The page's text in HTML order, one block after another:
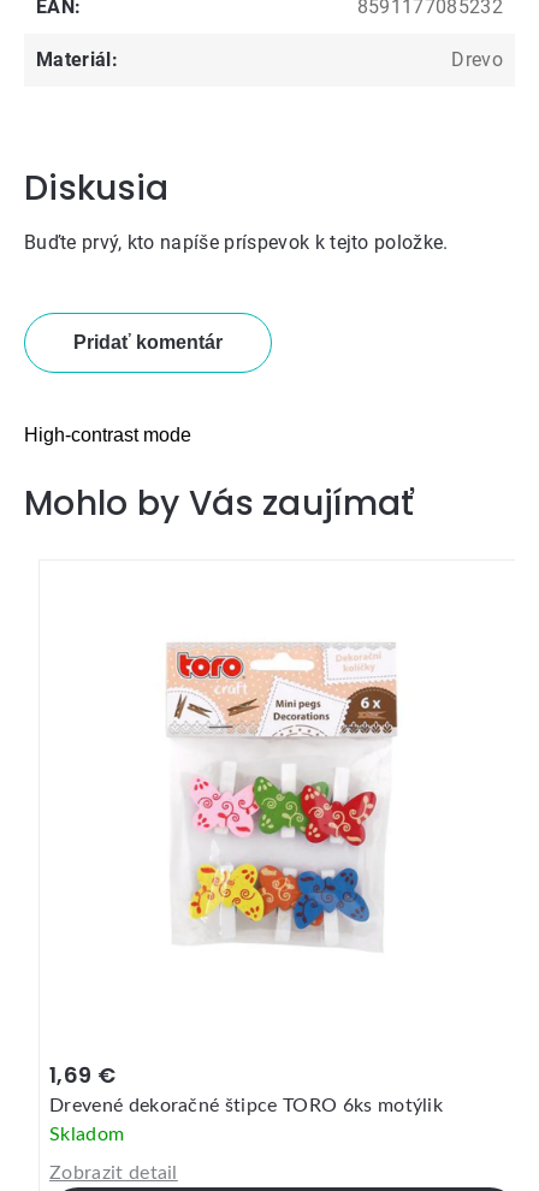
EAN: 8591177085232
Materiál: Drevo
Diskusia
Buďte prvý, kto napíše príspevok k tejto položke.
Pridať komentár
High-contrast mode
Mohlo by Vás zaujímať
1,69 €
Drevené dekoračné štipce TORO 6ks motýlik
Skladom
Zobrazit detail